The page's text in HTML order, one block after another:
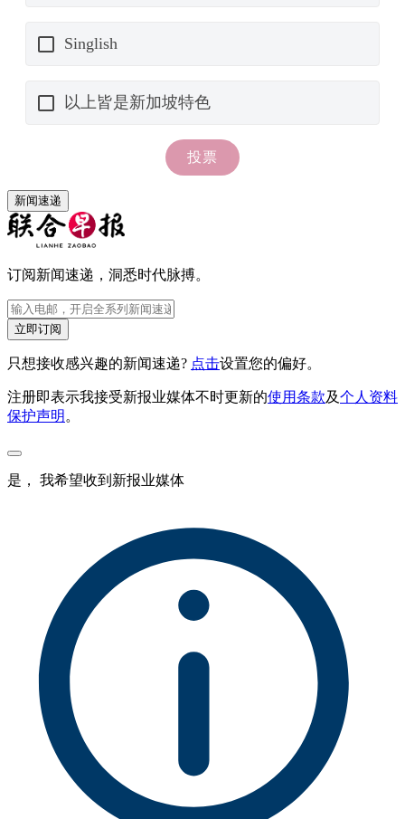
新闻速递
订阅新闻速递，洞悉时代脉搏。
立即订阅
只想接收感兴趣的新闻速递? 点击设置您的偏好。
注册即表示我接受新报业媒体不时更新的使用条款及个人资料
保护声明 。
是， 我希望收到新报业媒体